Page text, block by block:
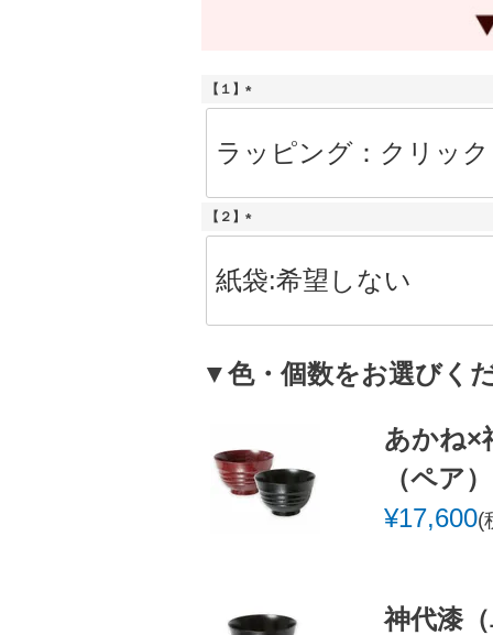
【１】
(
須
【２】
(
須
▼色・個数をお選びく
あかね×
（ペア）
¥17,600
神代漆